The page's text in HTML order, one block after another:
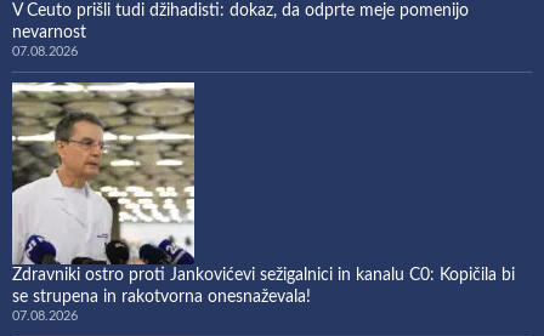
V Ceuto prišli tudi džihadisti: dokaz, da odprte meje pomenijo
nevarnost
07.08.2026
Zdravniki ostro proti Jankovićevi sežigalnici in kanalu C0: Kopičila bi
se strupena in rakotvorna onesnaževala!
07.08.2026